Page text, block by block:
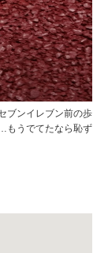
ブンイレブン前の歩
もうでてたなら恥ず